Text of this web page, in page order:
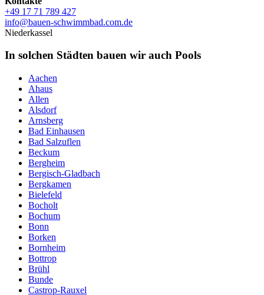
+49 17 71 789 427
info@bauen-schwimmbad.com.de
Niederkassel
In solchen Städten bauen wir auch Pools
Aachen
Ahaus
Allen
Alsdorf
Arnsberg
Bad Einhausen
Bad Salzuflen
Beckum
Bergheim
Bergisch-Gladbach
Bergkamen
Bielefeld
Bocholt
Bochum
Bonn
Borken
Bornheim
Bottrop
Brühl
Bunde
Castrop-Rauxel